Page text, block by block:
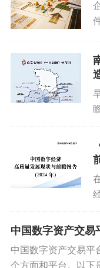
可篡改性，为数据
数据的可信度和法律
九、监管与执法
监管机制：建立健
处理和使用过程的监
权益的行为进行严
康发展。
个人数据确权需要
数据许可和授权机制
等措施，有效保护
用。
中国数字资产交易
中国数字资产交易平
个方面和平台。以下